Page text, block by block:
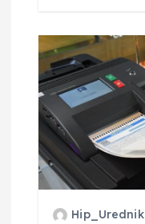
Hip_Urednik